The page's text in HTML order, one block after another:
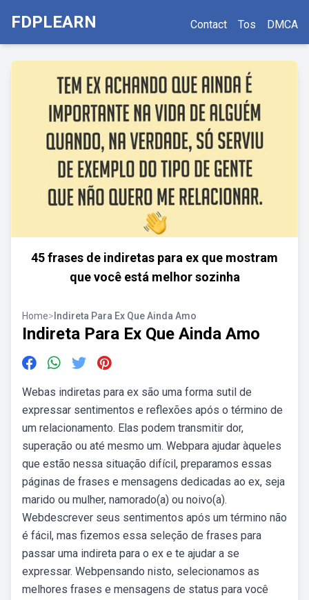
FDPLEARN Contact Tos DMCA
45 frases de indiretas para ex que mostram
que você está melhor sozinha
Home> Indireta Para Ex Que Ainda Amo
Indireta Para Ex Que Ainda Amo
Webas indiretas para ex são uma forma sutil de
expressar sentimentos e reflexões após o término de
um relacionamento. Elas podem transmitir dor,
superação ou até mesmo um. Webpara ajudar àqueles
que estão nessa situação difícil, preparamos essas
páginas de frases e mensagens dedicadas ao ex, seja
marido ou mulher, namorado(a) ou noivo(a).
Webdescrever seus sentimentos após um término não
é fácil, mas fizemos essa seleção de frases para
passar uma indireta para o ex e te ajudar a se
expressar. Webpensando nisto, selecionamos as
melhores frases e mensagens de status para você